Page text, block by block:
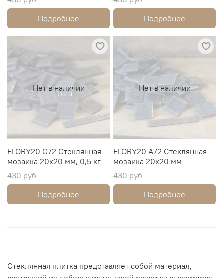
Подробнее
Подробнее
Нет в наличии
FLORY20 G72 Стеклянная
мозаика 20х20 мм, 0,5 кг
430 руб
Подробнее
Нет в наличии
FLORY20 A72 Стеклянная
мозаика 20х20 мм
430 руб
Подробнее
Стеклянная плитка представляет собой материал,